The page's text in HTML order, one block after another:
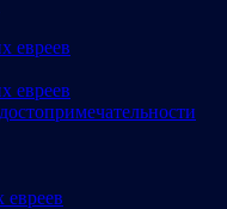
евреев
евреев
евреев